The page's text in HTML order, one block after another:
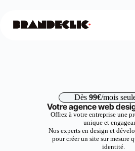
Dès 99€/mois
Votre agence web
Offrez à votre entreprise une
unique et
Nos experts en design et
pour créer un site sur mesure
identité.